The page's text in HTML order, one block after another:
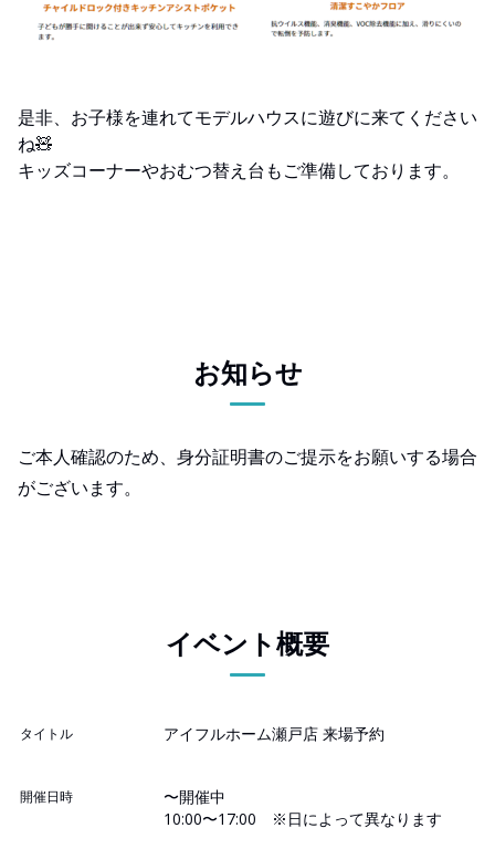
是非、お子様を連れてモデルハウスに遊びに来てください
ね🧸
キッズコーナーやおむつ替え台もご準備しております。
お知らせ
ご本人確認のため、身分証明書のご提示をお願いする場合
がございます。
イベント概要
タイトル アイフルホーム瀬戸店 来場予約
開催日時
〜開催中
10:00〜17:00 ※日によって異なります